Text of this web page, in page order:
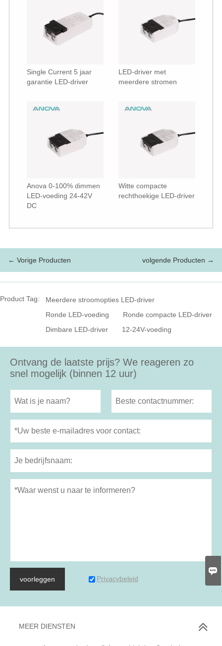
Single Current 5 jaar
garantie LED-driver
LED-driver met
meerdere stromen
Anova 0-100% dimmen
LED-voeding 24-42V
DC
Witte compacte
rechthoekige LED-driver
← Vorige Producten volgende Producten →
Product Tag:
Meerdere stroomopties LED-driver
Ronde LED-voeding
Ronde compacte LED-driver
Dimbare LED-driver
12-24V-voeding
Ontvang de laatste prijs? We reageren zo
snel mogelijk (binnen 12 uur)
voorleggen Privacybeleid
MEER DIENSTEN
